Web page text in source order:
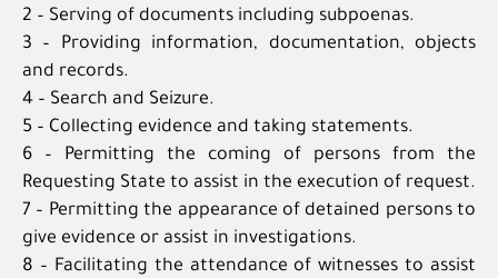
2 – Serving of documents including subpoenas.
3 – Providing information, documentation, objects
and records.
4 – Search and Seizure.
5 – Collecting evidence and taking statements.
6 – Permitting the coming of persons from the
Requesting State to assist in the execution of request.
7 – Permitting the appearance of detained persons to
give evidence or assist in investigations.
8 – Facilitating the attendance of witnesses to assist